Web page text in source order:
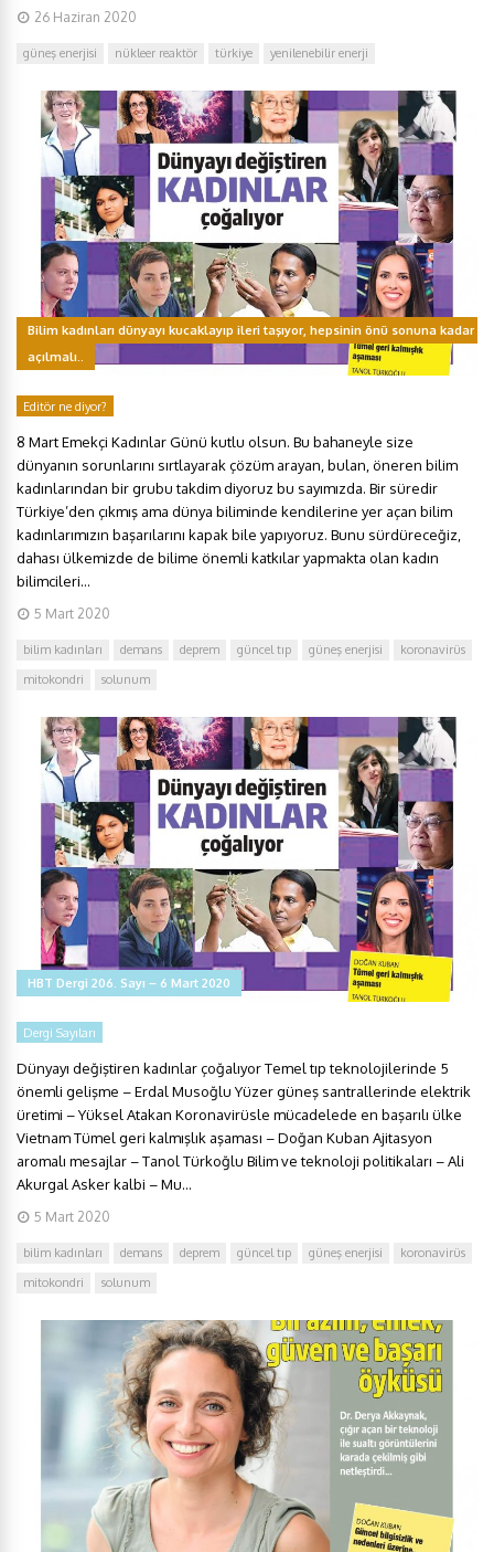
26 Haziran 2020
güneş enerjisi nükleer reaktör türkiye yenilenebilir enerji
Bilim kadınları dünyayı kucaklayıp ileri taşıyor, hepsinin önü sonuna kadar
açılmalı..
Editör ne diyor?
8 Mart Emekçi Kadınlar Günü kutlu olsun. Bu bahaneyle size
dünyanın sorunlarını sırtlayarak çözüm arayan, bulan, öneren bilim
kadınlarından bir grubu takdim diyoruz bu sayımızda. Bir süredir
Türkiye’den çıkmış ama dünya biliminde kendilerine yer açan bilim
kadınlarımızın başarılarını kapak bile yapıyoruz. Bunu sürdüreceğiz,
dahası ülkemizde de bilime önemli katkılar yapmakta olan kadın
bilimcileri...
5 Mart 2020
bilim kadınları demans deprem güncel tıp güneş enerjisi
koronavirüs
mitokondri
solunum
HBT Dergi 206. Sayı – 6 Mart 2020
Dergi Sayıları
Dünyayı değiştiren kadınlar çoğalıyor Temel tıp teknolojilerinde 5
önemli gelişme – Erdal Musoğlu Yüzer güneş santrallerinde elektrik
üretimi – Yüksel Atakan Koronavirüsle mücadelede en başarılı ülke
Vietnam Tümel geri kalmışlık aşaması – Doğan Kuban Ajitasyon
aromalı mesajlar – Tanol Türkoğlu Bilim ve teknoloji politikaları – Ali
Akurgal Asker kalbi – Mu...
5 Mart 2020
bilim kadınları demans deprem güncel tıp güneş enerjisi
koronavirüs
mitokondri
solunum